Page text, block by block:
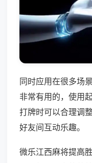
同时应用在很多场
非常有用的，使用
打牌时可以合理调
好友间互动乐趣。
微乐江西麻将提高